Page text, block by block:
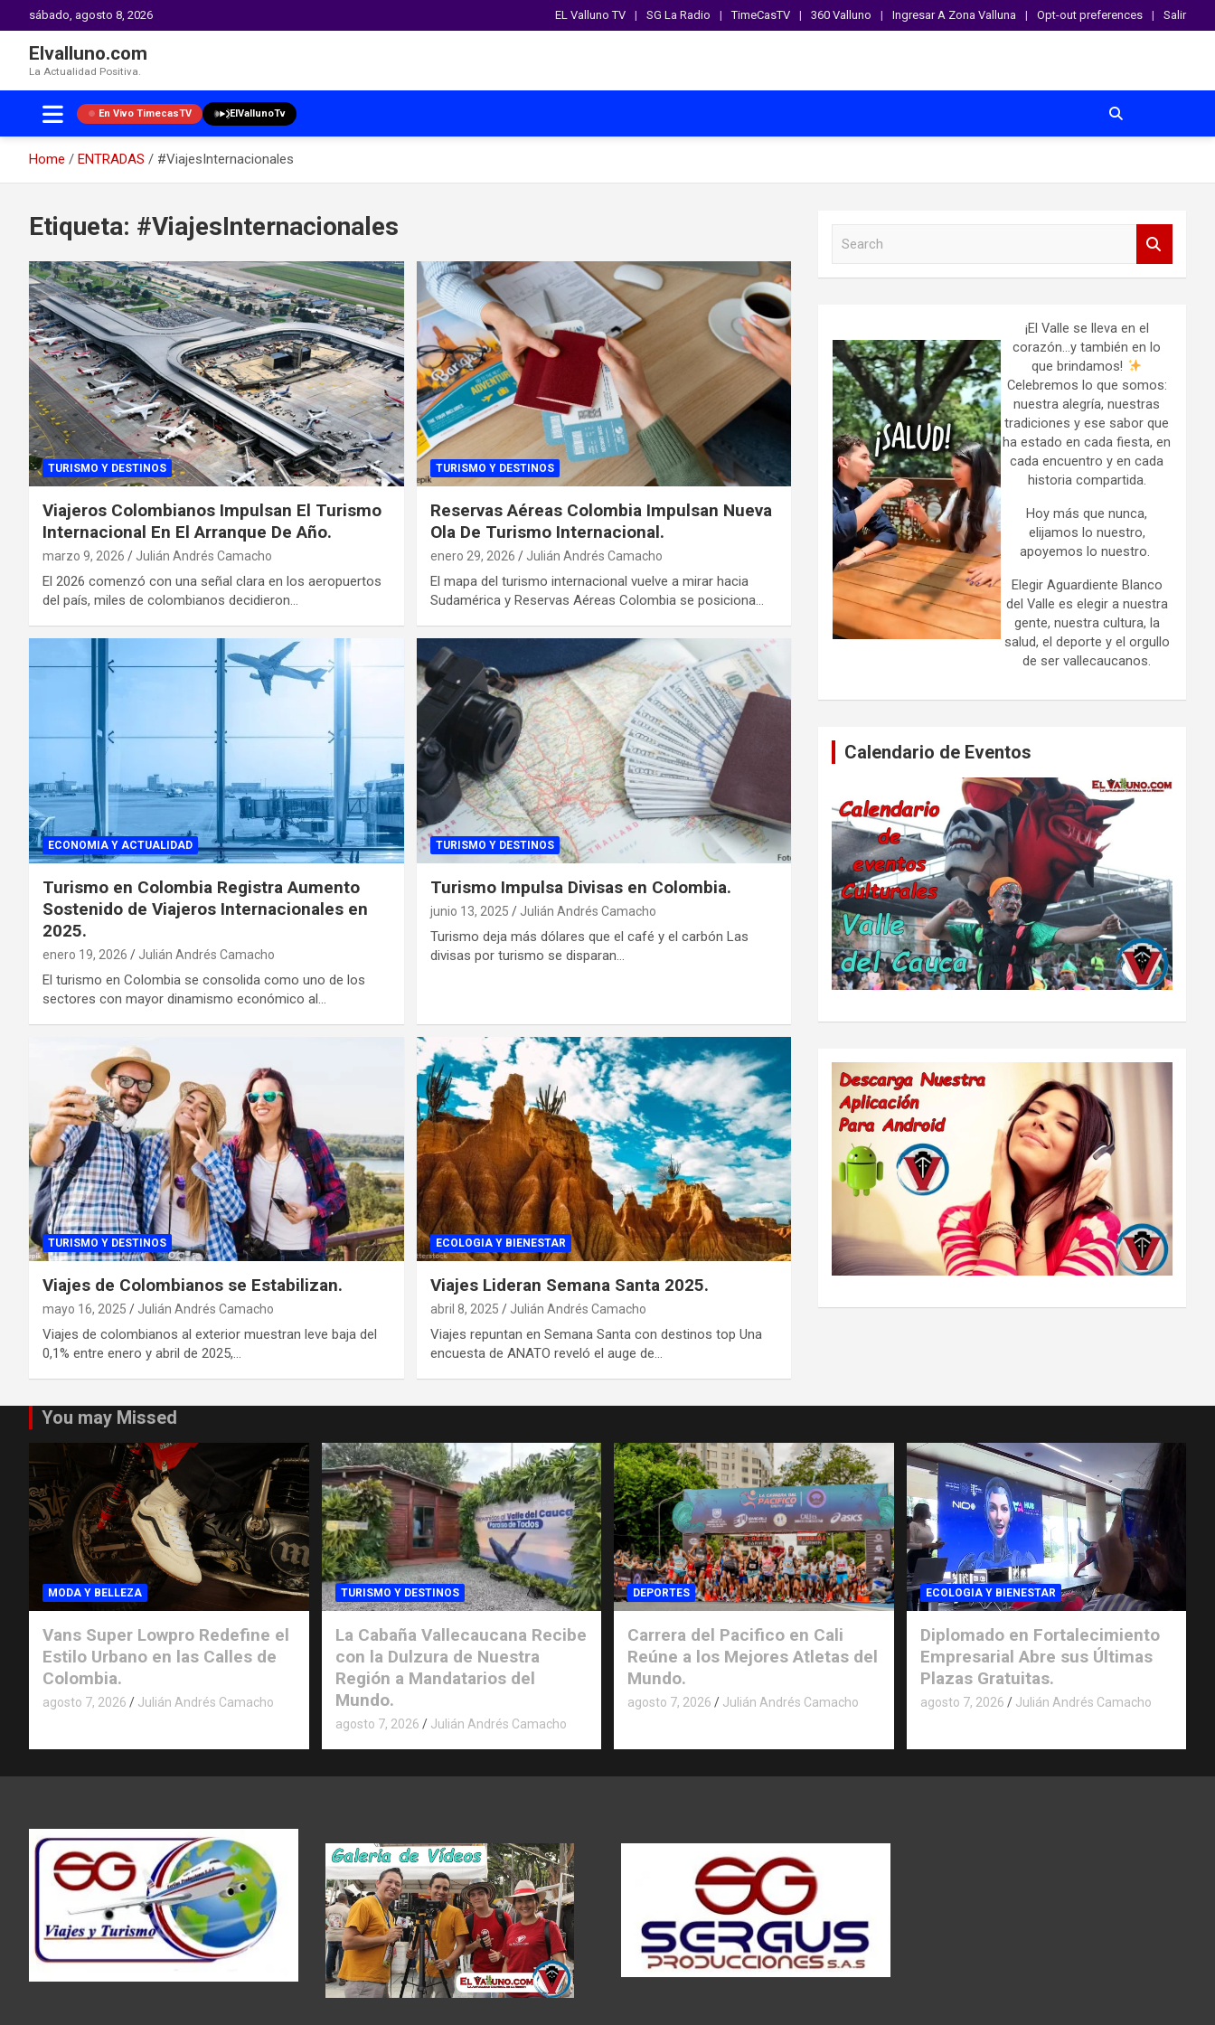
sábado, agosto 8, 2026 EL Valluno TV SG La Radio TimeCasTV 360 Valluno Ingresar A Zona Valluna Opt-out preferences Salir
Elvalluno.com
La Actualidad Positiva.
En Vivo TimecasTV ElVallunoTv
Home ENTRADAS
#ViajesInternacionales
contentEtiqueta: #ViajesInternacionales
TURISMO Y DESTINOS
Viajeros Colombianos Impulsan El Turismo
Internacional En El Arranque De Año.
marzo 9, 2026 Julián Andrés Camacho
El 2026 comenzó con una señal clara en los aeropuertos
del país, miles de colombianos decidieron…
TURISMO Y DESTINOS
Reservas Aéreas Colombia Impulsan Nueva
Ola De Turismo Internacional.
enero 29, 2026 Julián Andrés Camacho
El mapa del turismo internacional vuelve a mirar hacia
Sudamérica y Reservas Aéreas Colombia se posiciona…
ECONOMIA Y ACTUALIDAD
Turismo en Colombia Registra Aumento
Sostenido de Viajeros Internacionales en
2025.
enero 19, 2026 Julián Andrés Camacho
El turismo en Colombia se consolida como uno de los
sectores con mayor dinamismo económico al…
TURISMO Y DESTINOS
Turismo Impulsa Divisas en Colombia.
junio 13, 2025 Julián Andrés Camacho
Turismo deja más dólares que el café y el carbón Las
divisas por turismo se disparan…
TURISMO Y DESTINOS
Viajes de Colombianos se Estabilizan.
mayo 16, 2025 Julián Andrés Camacho
Viajes de colombianos al exterior muestran leve baja del
0,1% entre enero y abril de 2025,…
ECOLOGIA Y BIENESTAR
Viajes Lideran Semana Santa 2025.
abril 8, 2025 Julián Andrés Camacho
Viajes repuntan en Semana Santa con destinos top Una
encuesta de ANATO reveló el auge de…
¡El Valle se lleva en el
corazón…y también en lo
que brindamos!
Celebremos lo que somos:
nuestra alegría, nuestras
tradiciones y ese sabor que
ha estado en cada fiesta, en
cada encuentro y en cada
historia compartida.
Hoy más que nunca,
elijamos lo nuestro,
apoyemos lo nuestro.
Elegir Aguardiente Blanco
del Valle es elegir a nuestra
gente, nuestra cultura, la
salud, el deporte y el orgullo
de ser vallecaucanos.
Calendario de Eventos
You may Missed
MODA Y BELLEZA
Vans Super Lowpro Redefine el
Estilo Urbano en las Calles de
Colombia.
agosto 7, 2026 Julián Andrés Camacho
TURISMO Y DESTINOS
La Cabaña Vallecaucana Recibe
con la Dulzura de Nuestra
Región a Mandatarios del
Mundo.
agosto 7, 2026 Julián Andrés Camacho
DEPORTES
Carrera del Pacifico en Cali
Reúne a los Mejores Atletas del
Mundo.
agosto 7, 2026 Julián Andrés Camacho
ECOLOGIA Y BIENESTAR
Diplomado en Fortalecimiento
Empresarial Abre sus Últimas
Plazas Gratuitas.
agosto 7, 2026 Julián Andrés Camacho